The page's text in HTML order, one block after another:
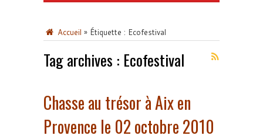
Accueil » Étiquette : Ecofestival
Tag archives : Ecofestival
Chasse au trésor à Aix en
Provence le 02 octobre 2010